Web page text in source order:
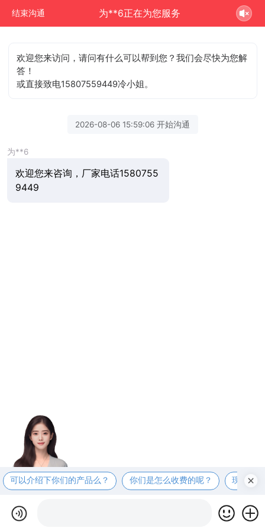
结束沟通 为**6正在为您服务
欢迎您来访问，请问有什么可以帮到您？我们会尽快为您解
答！
或直接致电15807559449冷小姐。
2026-08-06 15:59:06 开始沟通
为**6
欢迎您来咨询，厂家电话1580755
9449
可以介绍下你们的产品么？ 你们是怎么收费的呢？ 现在有